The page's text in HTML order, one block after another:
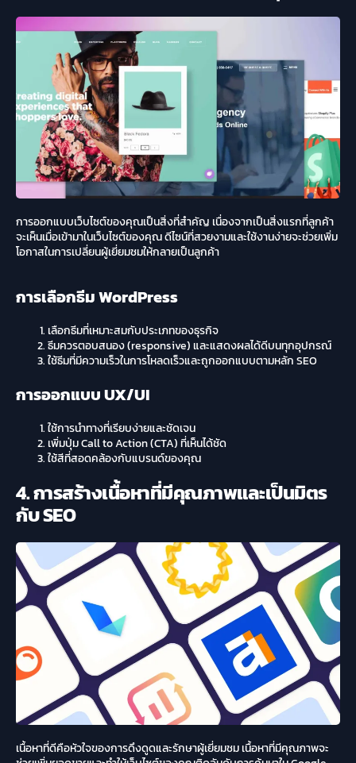
การออกแบบเว็บไซต์ของคุณเป็นสิ่งที่สำคัญ เนื่องจากเป็นสิ่งแรกที่ลูกค้า
จะเห็นเมื่อเข้ามาในเว็บไซต์ของคุณ ดีไซน์ที่สวยงามและใช้งานง่ายจะช่วยเพิ่ม
โอกาสในการเปลี่ยนผู้เยี่ยมชมให้กลายเป็นลูกค้า
การเลือกธีม WordPress
เลือกธีมที่เหมาะสมกับประเภทของธุรกิจ
ธีมควรตอบสนอง (responsive) และแสดงผลได้ดีบนทุกอุปกรณ์
ใช้ธีมที่มีความเร็วในการโหลดเร็วและถูกออกแบบตามหลัก SEO
การออกแบบ UX/UI
ใช้การนำทางที่เรียบง่ายและชัดเจน
เพิ่มปุ่ม Call to Action (CTA) ที่เห็นได้ชัด
ใช้สีที่สอดคล้องกับแบรนด์ของคุณ
4. การสร้างเนื้อหาที่มีคุณภาพและเป็นมิตร
กับ SEO
เนื้อหาที่ดีคือหัวใจของการดึงดูดและรักษาผู้เยี่ยมชม เนื้อหาที่มีคุณภาพจะ